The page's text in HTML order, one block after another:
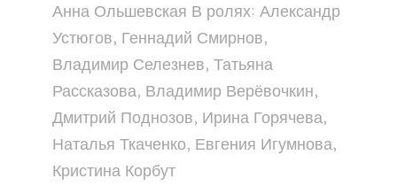
Анна Ольшевская В ролях: Александр
Устюгов, Геннадий Смирнов,
Владимир Селезнев, Татьяна
Рассказова, Владимир Верёвочкин,
Дмитрий Поднозов, Ирина Горячева,
Наталья Ткаченко, Евгения Игумнова,
Кристина Корбут